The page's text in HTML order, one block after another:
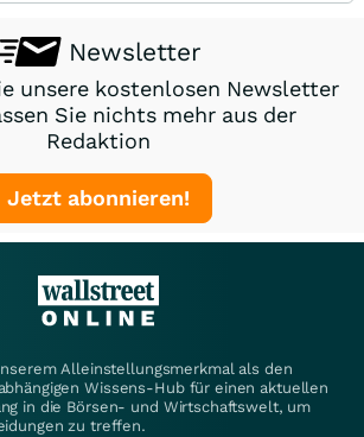
Newsletter
unsere kostenlosen Newsletter
Sie nichts mehr aus der
Redaktion
Jetzt abonnieren!
Alleinstellungsmerkmal als den
Wissens-Hub für einen aktuellen
in die Börsen- und Wirtschaftswelt, um
zu treffen.